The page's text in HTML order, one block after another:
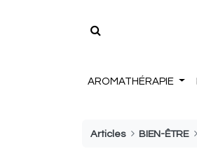
AROMATHÉRAPIE
Articles BIEN-ÊTRE